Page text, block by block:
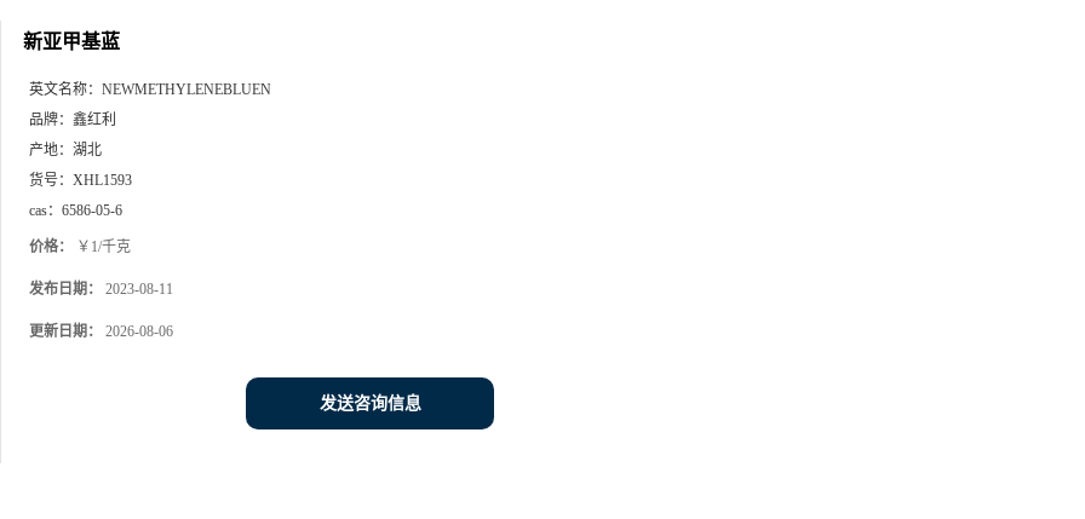
新亚甲基蓝
英文名称： NEWMETHYLENEBLUEN
品牌： 鑫红利
产地： 湖北
货号： XHL1593
cas： 6586-05-6
价格： ￥1/千克
发布日期： 2023-08-11
更新日期： 2026-08-06
发送咨询信息